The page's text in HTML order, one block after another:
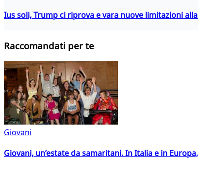
Ius soli, Trump ci riprova e vara nuove limitazioni
Raccomandati per te
Giovani
Giovani, un’estate da samaritani. In Italia e in